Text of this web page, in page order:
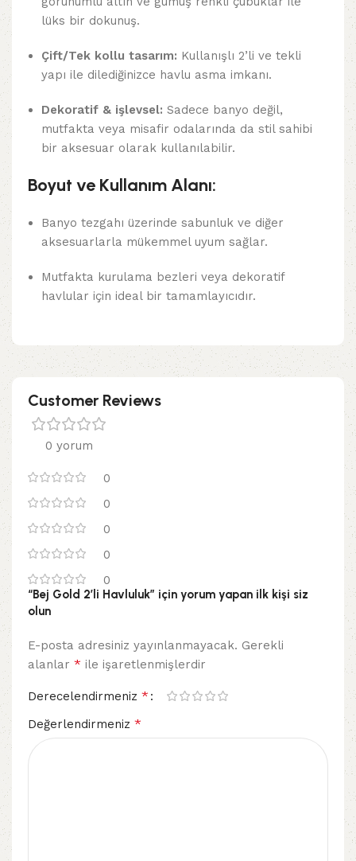
lüks bir dokunuş.
Çift/Tek kollu tasarım: Kullanışlı 2’li ve tekli
yapı ile dilediğinizce havlu asma imkanı.
Dekoratif & işlevsel: Sadece banyo değil,
mutfakta veya misafir odalarında da stil sahibi
bir aksesuar olarak kullanılabilir.
Boyut ve Kullanım Alanı:
Banyo tezgahı üzerinde sabunluk ve diğer
aksesuarlarla mükemmel uyum sağlar.
Mutfakta kurulama bezleri veya dekoratif
havlular için ideal bir tamamlayıcıdır.
Customer Reviews
0 yorum
0
0
0
0
0
“Bej Gold 2’li Havluluk” için yorum yapan ilk kişi siz
olun
E-posta adresiniz yayınlanmayacak. Gerekli
alanlar * ile işaretlenmişlerdir
Derecelendirmeniz *
Değerlendirmeniz *